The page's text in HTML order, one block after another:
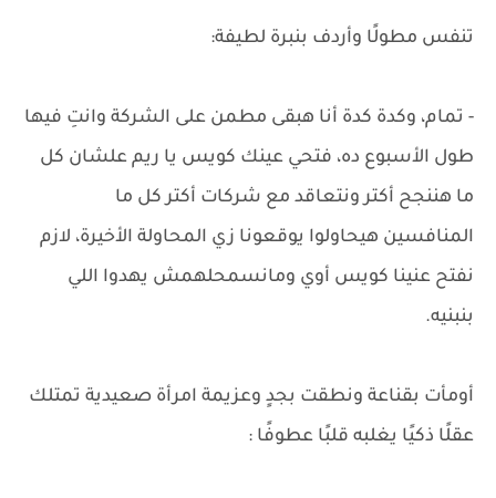
تنفس مطولًا وأردف بنبرة لطيفة:
- تمام، وكدة كدة أنا هبقى مطمن على الشركة وانتِ فيها
طول الأسبوع ده، فتحي عينك كويس يا ريم علشان كل
ما هننجح أكتر ونتعاقد مع شركات أكتر كل ما
المنافسين هيحاولوا يوقعونا زي المحاولة الأخيرة، لازم
نفتح عنينا كويس أوي ومانسمحلهمش يهدوا اللي
بنبنيه.
أومأت بقناعة ونطقت بجدٍ وعزيمة امرأة صعيدية تمتلك
عقلًا ذكيًا يغلبه قلبًا عطوفًا :